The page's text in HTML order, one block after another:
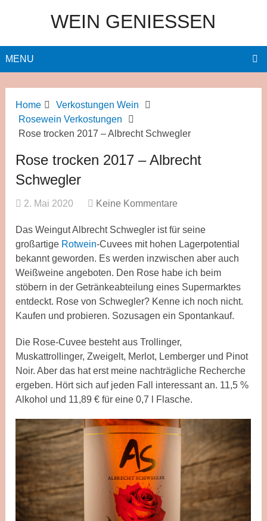
WEIN GENIESSEN
MENU
Home
Verkostungen Wein
Rosewein Verkostungen
Rose trocken 2017 – Albrecht Schwegler
Rose trocken 2017 – Albrecht
Schwegler
2. Mai 2020 Keine Kommentare
Das Weingut Albrecht Schwegler ist für seine
großartige Rotwein-Cuvees mit hohen Lagerpotential
bekannt geworden. Es werden inzwischen aber auch
Weißweine angeboten. Den Rose habe ich beim
stöbern in der Getränkeabteilung eines Supermarktes
entdeckt. Rose von Schwegler? Kenne ich noch nicht.
Kaufen und probieren. Sozusagen ein Spontankauf.
Die Rose-Cuvee besteht aus Trollinger,
Muskattrollinger, Zweigelt, Merlot, Lemberger und Pinot
Noir. Aber das hat erst meine nachträgliche Recherche
ergeben. Hört sich auf jeden Fall interessant an. 11,5 %
Alkohol und 11,89 € für eine 0,7 l Flasche.